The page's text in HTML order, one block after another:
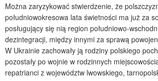
Można zaryzykować stwierdzenie, że
południowokresowa lata świetności ma już za
posługujący się nią region południowo-
dezintegracji, między innymi za sprawą
W Ukrainie zachowały ją rodziny polskiego
pozostały po wojnie w rodzinnych
repatrianci z województw lwowskiego,